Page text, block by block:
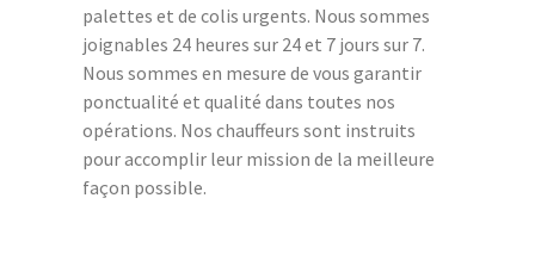
palettes et de colis urgents. Nous sommes
joignables 24 heures sur 24 et 7 jours sur 7.
Nous sommes en mesure de vous garantir
ponctualité et qualité dans toutes nos
opérations. Nos chauffeurs sont instruits
pour accomplir leur mission de la meilleure
façon possible.